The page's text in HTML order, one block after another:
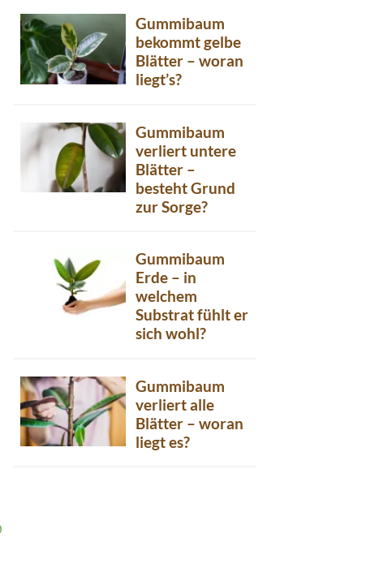
Gummibaum
bekommt gelbe
Blätter – woran
liegt’s?
Gummibaum
verliert untere
Blätter –
besteht Grund
zur Sorge?
Gummibaum
Erde – in
welchem
Substrat fühlt er
sich wohl?
Gummibaum
verliert alle
Blätter – woran
liegt es?